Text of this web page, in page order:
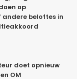
op
andere beloftes in
doet opnieuw
OM